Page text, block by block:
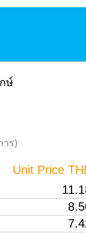
ษ์
าร)
Unit Price